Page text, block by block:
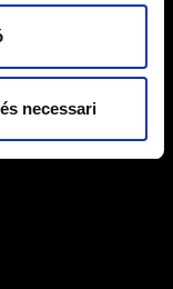
necessari